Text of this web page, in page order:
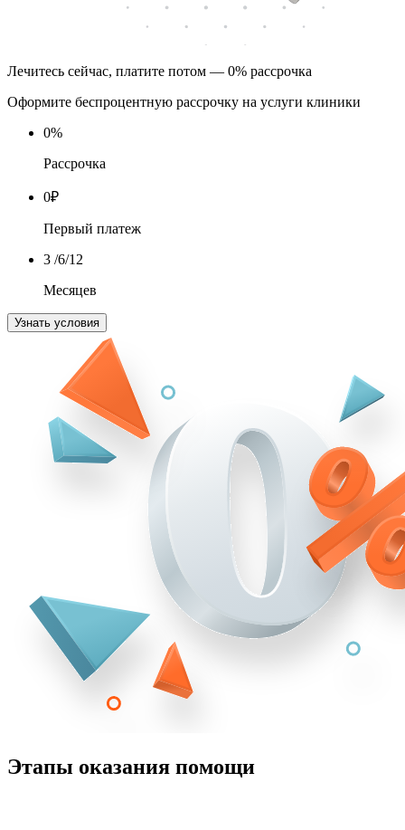
Лечитесь сейчас, платите потом — 0% рассрочка
Оформите беспроцентную рассрочку на услуги клиники
0%
Рассрочка
0₽
Первый платеж
3 /6/12
Месяцев
Узнать условия
Этапы оказания помощи